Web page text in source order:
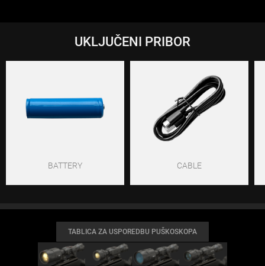
UKLJUČENI PRIBOR
BATTERY CABLE
TABLICA ZA USPOREDBU PUŠKOSKOPA